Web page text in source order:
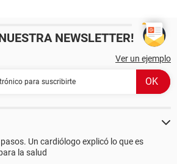
NEWSLETTER!
Ver un ejemplo
Un cardiólogo explicó lo que es
la salud